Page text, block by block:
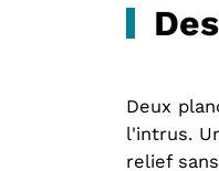
Deux
l'intrus.
relief